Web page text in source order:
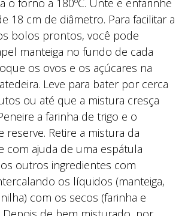
18 cm de diâmetro. Para facilitar a
bolos prontos, você pode
manteiga no fundo de cada
os ovos e os açúcares na
Leve para bater por cerca
ou até que a mistura cresça
a farinha de trigo e o
reserve. Retire a mistura da
com ajuda de uma espátula
outros ingredientes com
os líquidos (manteiga,
com os secos (farinha e